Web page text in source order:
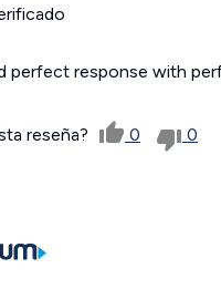
perfect response with
reseña? 0 0